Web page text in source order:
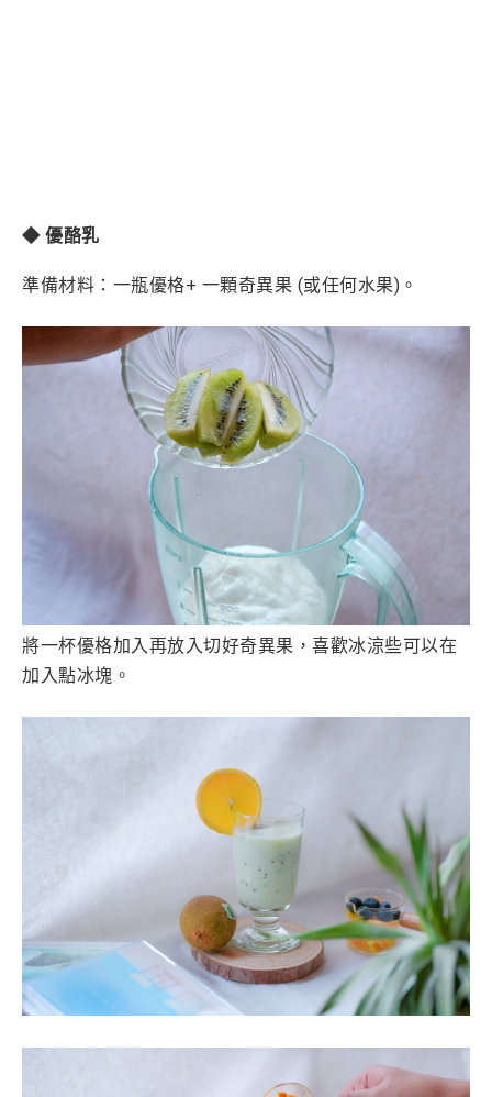
◆ 優酪乳
準備材料：一瓶優格+ 一顆奇異果 (或任何水果)。
將一杯優格加入再放入切好奇異果，喜歡冰涼些可以在
加入點冰塊。